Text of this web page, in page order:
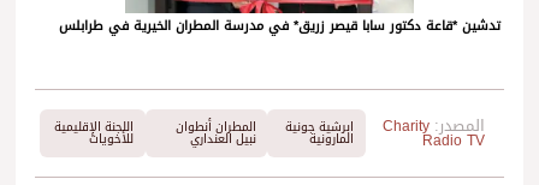
تدشين *قاعة دكتور سابا قيصر زريق* في مدرسة المطران الخيرية في طرابلس
المصدر: Charity
Radio TV
ابرشية جونية
المارونية
المطران أنطوان
نبيل العنداري
اللجنة الإقليمية
للأخويات